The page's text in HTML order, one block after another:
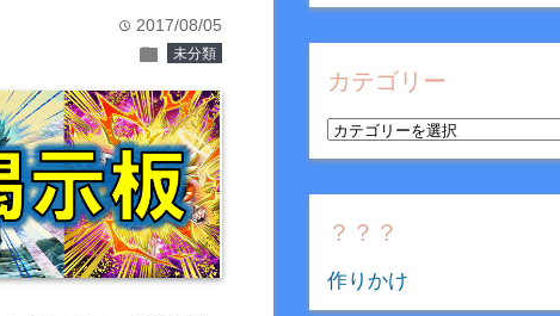
time 2017/08/05
folder 未分類
ー
カ
イ
カテゴリー
カ
テ
ゴ
リ
？？？
作りかけ